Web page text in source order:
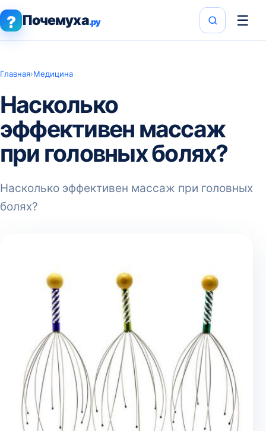
? Почемуха.ру ☰
Главная›Медицина
Насколько
эффективен массаж
при головных болях?
Насколько эффективен массаж при головных
болях?